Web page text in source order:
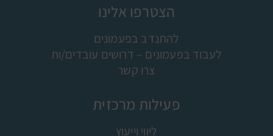
הצטרפו אלינו
להתנדב בפעמונים
לעבוד בפעמונים – דרושים עובדים/ות
צרו קשר
פעילות מרכזית
ליווי וייעוץ